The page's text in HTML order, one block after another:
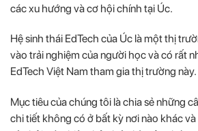
các xu hướng và cơ hội chính tại Úc.
Hệ sinh thái EdTech của Úc là một thị
vào trải nghiệm của người học và có rất
EdTech Việt Nam tham gia thị trường này.
Mục tiêu của chúng tôi là chia sẻ những
chi tiết không có ở bất kỳ nơi nào khác